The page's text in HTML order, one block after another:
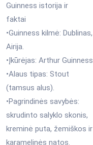
Guinness istorija ir
faktai
•Guinness kilmė: Dublinas,
Airija.
•Įkūrėjas: Arthur Guinness.
•Alaus tipas: Stout
(tamsus alus).
•Pagrindinės savybės:
skrudinto salyklo skonis,
kreminė puta, žemiškos ir
karamelinės natos.